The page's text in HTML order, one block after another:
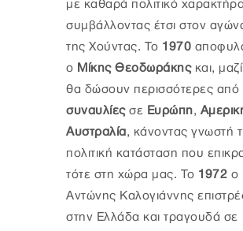
με καθαρά πολιτικό
συμβάλλοντας έτσι στον
της Χούντας. Το 1970
ο Μίκης Θεοδωράκης και,
θα δώσουν περισσότερες από
συναυλίες σε Ευρώπη,
Αυστραλία, κάνοντας γνωστή
πολιτική κατάσταση που
τότε στη χώρα μας. Το 1972 ο
Αντώνης Καλογιάννης
στην Ελλάδα και τραγουδά σε